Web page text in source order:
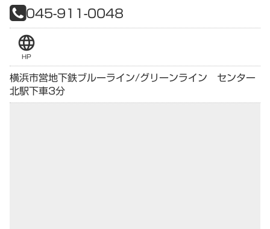
045-911-0048
language
HP
横浜市営地下鉄ブルーライン/グリーンライン センター
北駅下車3分